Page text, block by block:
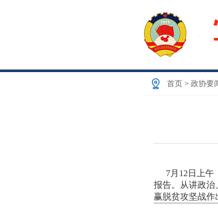
首页 > 政协要
7月12日上午
报告。从讲政
赢脱贫攻坚战作